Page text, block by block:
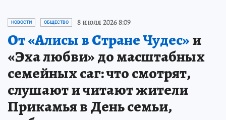
НОВОСТИ ОБЩЕСТВО 8 июля 2026 8:09
От «Алисы в Стране Чудес»и
«Эха любви» до масштабных
семейных саг: что смотрят,
слушают и читают жители
Прикамья в День семьи,